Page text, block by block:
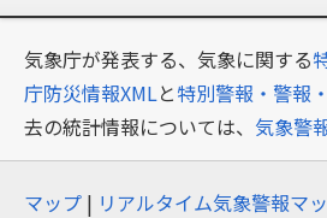
気象庁が発表する、気象に関する
庁防災情報XMLと特別警報・警報
去の統計情報については、 気象警
マップ | リアルタイム気象警報マ